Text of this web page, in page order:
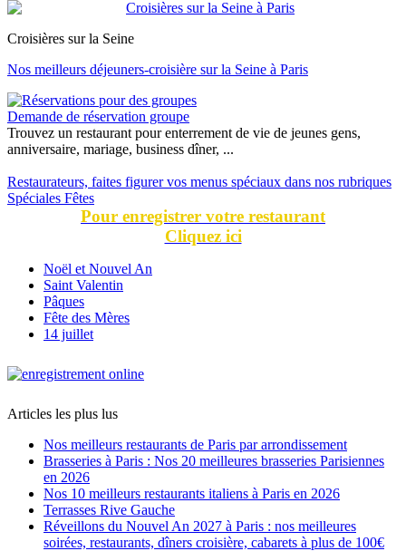
Croisières sur la Seine
Nos meilleurs déjeuners-croisière sur la Seine à Paris
Demande de réservation groupe
Trouvez un restaurant pour enterrement de vie de jeunes gens,
anniversaire, mariage, business dîner, ...
Restaurateurs, faites figurer vos menus spéciaux dans nos rubriques
Spéciales Fêtes
Pour enregistrer votre restaurant
Cliquez ici
Noël et Nouvel An
Saint Valentin
Pâques
Fête des Mères
14 juillet
Articles les plus lus
Nos meilleurs restaurants de Paris par arrondissement
Brasseries à Paris : Nos 20 meilleures brasseries Parisiennes
en 2026
Nos 10 meilleurs restaurants italiens à Paris en 2026
Terrasses Rive Gauche
Réveillons du Nouvel An 2027 à Paris : nos meilleures
soirées, restaurants, dîners croisière, cabarets à plus de 100€